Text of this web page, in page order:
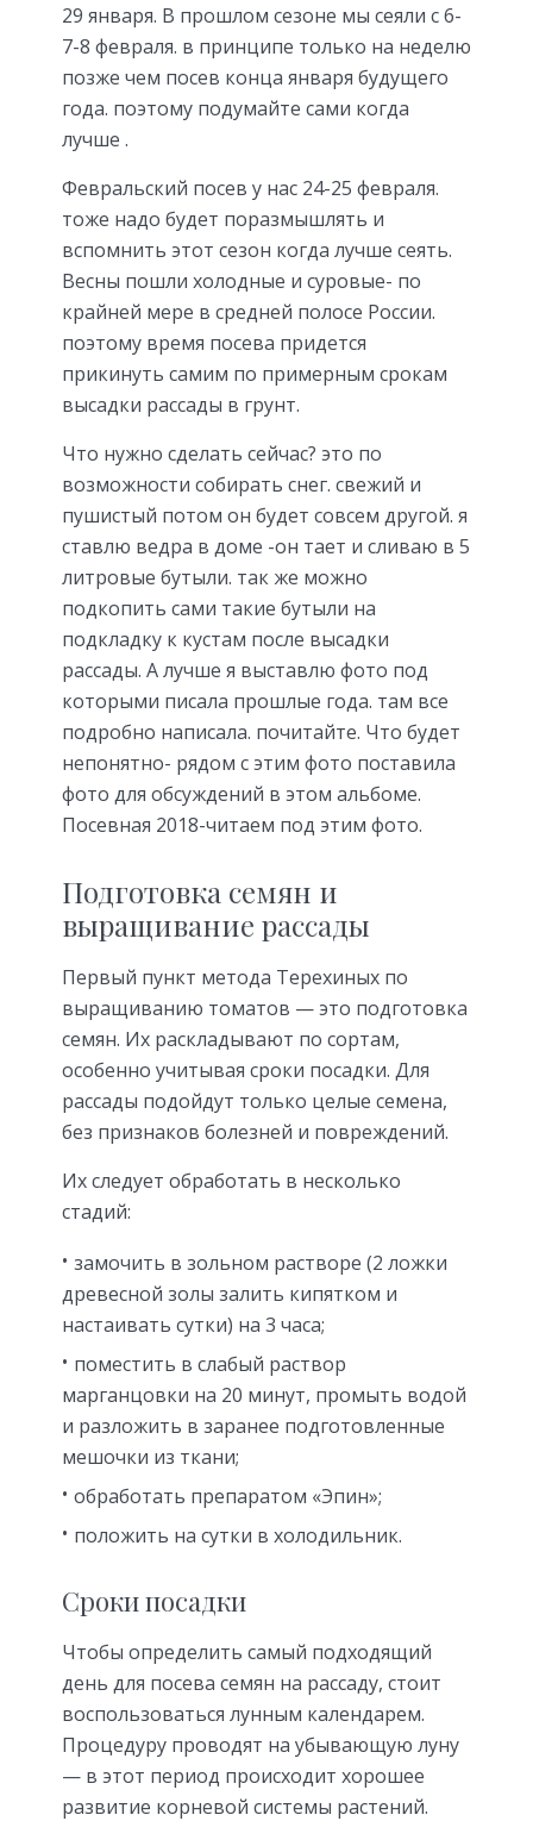
29 января. В прошлом сезоне мы сеяли с 6-
7-8 февраля. в принципе только на неделю
позже чем посев конца января будущего
года. поэтому подумайте сами когда
лучше .
Февральский посев у нас 24-25 февраля.
тоже надо будет поразмышлять и
вспомнить этот сезон когда лучше сеять.
Весны пошли холодные и суровые- по
крайней мере в средней полосе России.
поэтому время посева придется
прикинуть самим по примерным срокам
высадки рассады в грунт.
Что нужно сделать сейчас? это по
возможности собирать снег. свежий и
пушистый потом он будет совсем другой. я
ставлю ведра в доме -он тает и сливаю в 5
литровые бутыли. так же можно
подкопить сами такие бутыли на
подкладку к кустам после высадки
рассады. А лучше я выставлю фото под
которыми писала прошлые года. там все
подробно написала. почитайте. Что будет
непонятно- рядом с этим фото поставила
фото для обсуждений в этом альбоме.
Посевная 2018-читаем под этим фото.
Подготовка семян и
выращивание рассады
Первый пункт метода Терехиных по
выращиванию томатов — это подготовка
семян. Их раскладывают по сортам,
особенно учитывая сроки посадки. Для
рассады подойдут только целые семена,
без признаков болезней и повреждений.
Их следует обработать в несколько
стадий:
замочить в зольном растворе (2 ложки
древесной золы залить кипятком и
настаивать сутки) на 3 часа;
поместить в слабый раствор
марганцовки на 20 минут, промыть водой
и разложить в заранее подготовленные
мешочки из ткани;
обработать препаратом «Эпин»;
положить на сутки в холодильник.
Сроки посадки
Чтобы определить самый подходящий
день для посева семян на рассаду, стоит
воспользоваться лунным календарем.
Процедуру проводят на убывающую луну
— в этот период происходит хорошее
развитие корневой системы растений.